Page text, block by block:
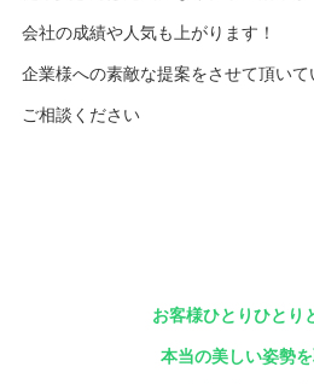
会社の成績や人気も上がります！
企業様への素敵な提案をさせて頂いて
ご相談ください
お客様ひとりひとり
本当の美しい姿勢